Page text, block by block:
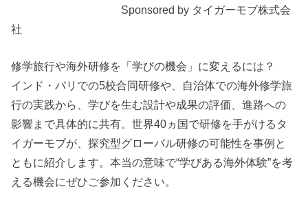
Sponsored by タイガーモブ株式会
社
修学旅行や海外研修を「学びの機会」に変えるには？
インド・バリでの5校合同研修や、自治体での海外修学旅
行の実践から、学びを生む設計や成果の評価、進路への
影響まで具体的に共有。世界40ヵ国で研修を手がけるタ
イガーモブが、探究型グローバル研修の可能性を事例と
ともに紹介します。本当の意味で“学びある海外体験”を考
える機会にぜひご参加ください。